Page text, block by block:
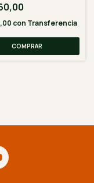
con Transferencia